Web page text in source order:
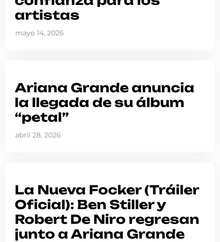
artistas
mayo 14, 2026
Ariana Grande anuncia
la llegada de su álbum
“petal”
abril 28, 2026
La Nueva Focker (Tráiler
Oficial): Ben Stiller y
Robert De Niro regresan
junto a Ariana Grande